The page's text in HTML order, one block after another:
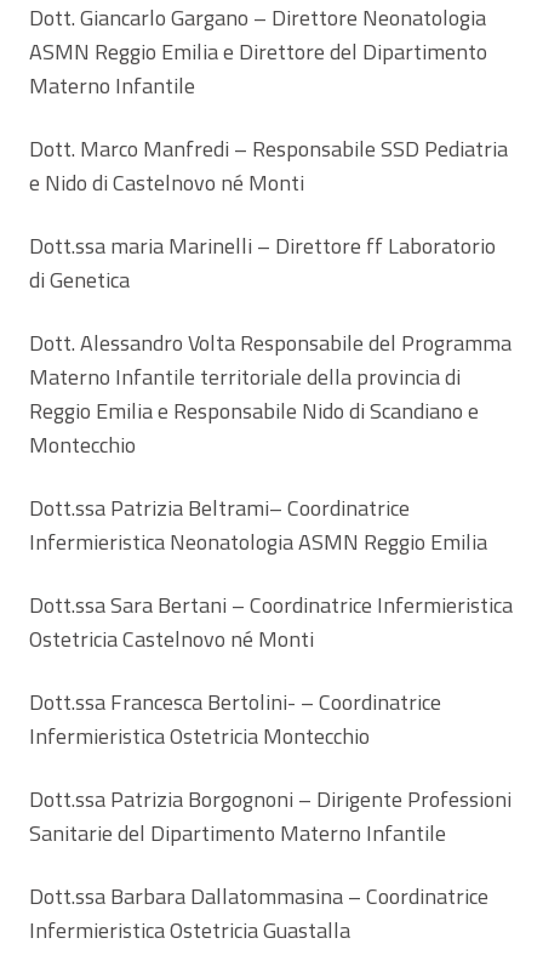
Dott. Giancarlo Gargano – Direttore Neonatologia
ASMN Reggio Emilia e Direttore del Dipartimento
Materno Infantile
Dott. Marco Manfredi – Responsabile SSD Pediatria
e Nido di Castelnovo né Monti
Dott.ssa maria Marinelli – Direttore ff Laboratorio
di Genetica
Dott. Alessandro Volta Responsabile del Programma
Materno Infantile territoriale della provincia di
Reggio Emilia e Responsabile Nido di Scandiano e
Montecchio
Dott.ssa Patrizia Beltrami– Coordinatrice
Infermieristica Neonatologia ASMN Reggio Emilia
Dott.ssa Sara Bertani – Coordinatrice Infermieristica
Ostetricia Castelnovo né Monti
Dott.ssa Francesca Bertolini- – Coordinatrice
Infermieristica Ostetricia Montecchio
Dott.ssa Patrizia Borgognoni – Dirigente Professioni
Sanitarie del Dipartimento Materno Infantile
Dott.ssa Barbara Dallatommasina – Coordinatrice
Infermieristica Ostetricia Guastalla